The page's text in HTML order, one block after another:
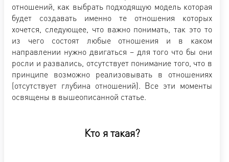
отношений, как выбрать подходящую модель которая
будет создавать именно те отношения которых
хочется, следующее, что важно понимать, так это то
из чего состоят любые отношения и в каком
направлении нужно двигаться – для того что бы они
росли и развались, отсутствует понимание того, что в
принципе возможно реализовывать в отношениях
(отсутствует глубина отношений). Все эти моменты
освящены в вышеописанной статье.
Кто я такая?